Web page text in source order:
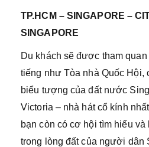
TP.HCM – SINGAPORE –
SINGAPORE
Du khách sẽ được tham
tiếng như Tòa nhà Quốc Hội,
biểu tượng của đất nước
Victoria – nhà hát cổ kính
bạn còn có cơ hội tìm hiểu và
trong lòng đất của người dân